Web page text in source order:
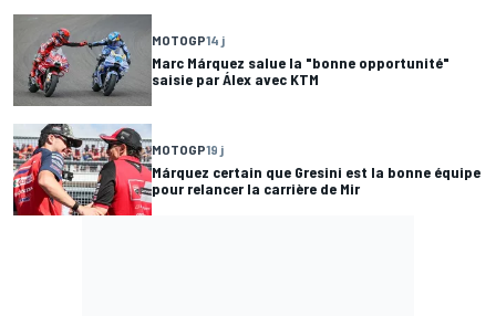
MOTOGP14 j
Marc Márquez salue la "bonne opportunité"
saisie par Álex avec KTM
MOTOGP19 j
Márquez certain que Gresini est la bonne équipe
pour relancer la carrière de Mir